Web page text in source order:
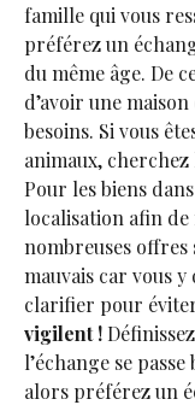
famille qui vous
préférez un
du même âge. De
d’avoir une
besoins. Si vous
animaux, cherchez
Pour les biens
localisation afin de
nombreuses offres
mauvais car vous
clarifier pour
vigilent !
l’échange se
alors préférez un